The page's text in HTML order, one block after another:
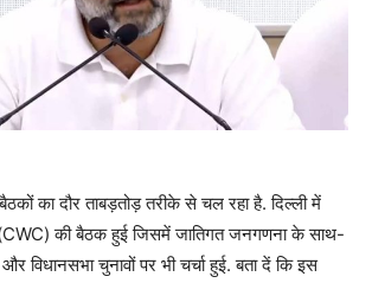
का दौर ताबड़तोड़ तरीके से चल रहा है. दिल्ली में
की बैठक हुई जिसमें जातिगत जनगणना के साथ-
विधानसभा चुनावों पर भी चर्चा हुई. बता दें कि इस